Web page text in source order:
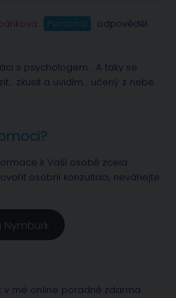
Personál
odpověděl
s psychologem… A taky se
zkusit a uvidím… učený z nebe
k Vaší osobě zcela
osobní konzultaci, neváhejte
Nymburk
mé online poradně zdarma.